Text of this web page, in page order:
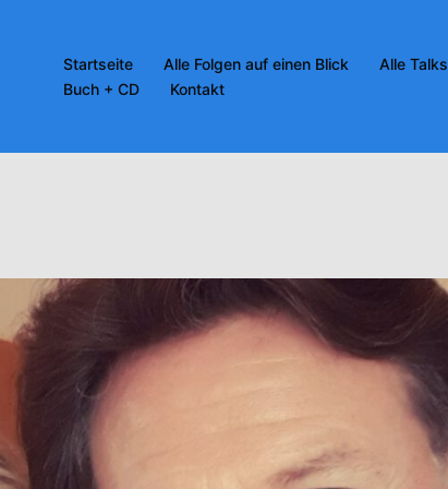
Startseite Alle Folgen auf einen Blick Alle Talks
Buch + CD
Kontakt